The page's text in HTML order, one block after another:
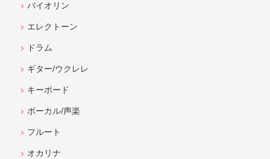
バイオリン
エレクトーン
ドラム
ギター/ウクレレ
キーボード
ボーカル/声楽
フルート
オカリナ